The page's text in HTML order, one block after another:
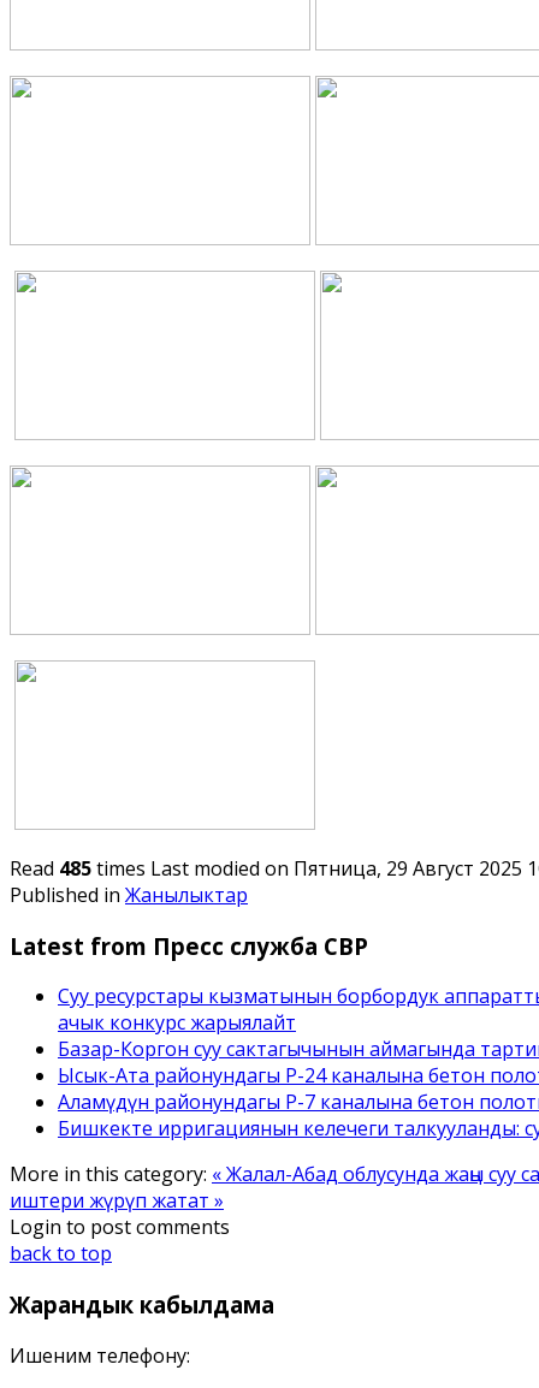
Read 485times Last modified on Пятница, 29 Август 2025
Published in Жанылыктар
Latest from Пресс служба СВР
Суу ресурстары кызматынын борбордук
ачык конкурс жарыялайт
Базар-Коргон суу сактагычынын аймагында
Ысык-Ата районундагы Р-24 каналына бетон
Аламүдүн районундагы Р-7 каналына бетон
Бишкекте ирригациянын келечеги талкууланды:
More in this category: « Жалал-Абад облусунда жаңы суу
иштери жүрүп жатат »
Login to post comments
back to top
Жарандык кабылдама
Ишеним телефону: